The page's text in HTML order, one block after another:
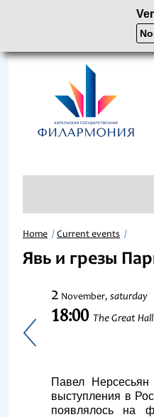
Home Current events
Явь и грезы
2 November, saturday
18:00 The Great
Павел
выступления в
появлялось на